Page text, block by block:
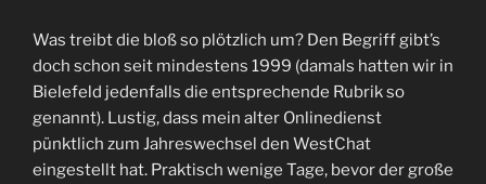
Was treibt die bloß so plötzlich um? Den Begriff gibt’s
doch schon seit mindestens 1999 (damals hatten wir in
Bielefeld jedenfalls die entsprechende Rubrik so
genannt). Lustig, dass mein alter Onlinedienst
pünktlich zum Jahreswechsel den WestChat
eingestellt hat. Praktisch wenige Tage, bevor der große